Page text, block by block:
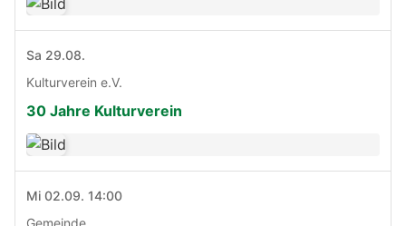
Sa 29.08.
Kulturverein e.V.
30 Jahre Kulturverein
Mi 02.09. 14:00